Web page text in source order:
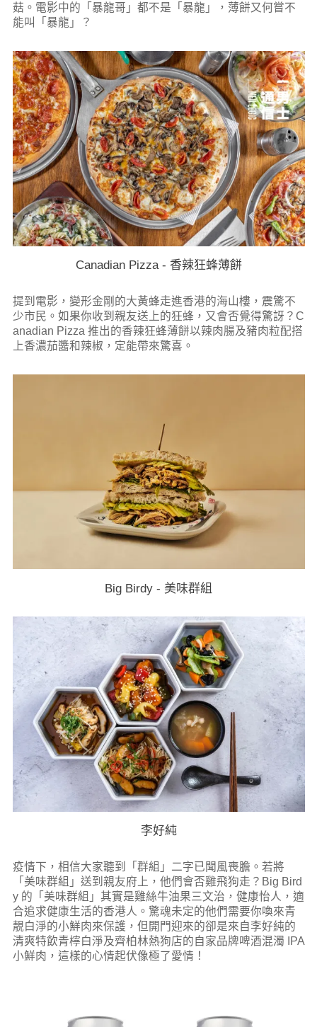
菇。電影中的「暴龍哥」都不是「暴龍」，薄餅又何嘗不
能叫「暴龍」？
Canadian Pizza - 香辣狂蜂薄餅
提到電影，變形金剛的大黃蜂走進香港的海山樓，震驚不
少市民。如果你收到親友送上的狂蜂，又會否覺得驚訝？C
anadian Pizza 推出的香辣狂蜂薄餅以辣肉腸及豬肉粒配搭
上香濃茄醬和辣椒，定能帶來驚喜。
Big Birdy - 美味群組
李好純
疫情下，相信大家聽到「群組」二字已聞風喪膽。若將
「美味群組」送到親友府上，他們會否雞飛狗走？Big Bird
y 的「美味群組」其實是雞絲牛油果三文治，健康怡人，適
合追求健康生活的香港人。驚魂未定的他們需要你喚來青
靚白淨的小鮮肉來保護，但開門迎來的卻是來自李好純的
清爽特飲青檸白淨及齊柏林熱狗店的自家品牌啤酒混濁 IPA
小鮮肉，這樣的心情起伏像極了愛情！